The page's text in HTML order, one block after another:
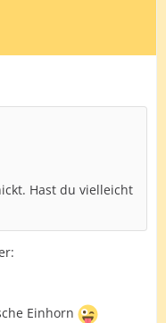
Hast du vielleicht
Einhorn